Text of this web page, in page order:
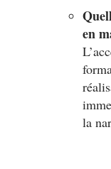
en
la